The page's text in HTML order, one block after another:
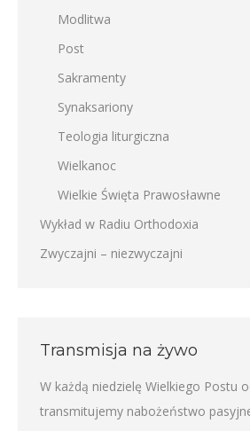
Modlitwa
Post
Sakramenty
Synaksariony
Teologia liturgiczna
Wielkanoc
Wielkie Święta Prawosławne
Wykład w Radiu Orthodoxia
Zwyczajni – niezwyczajni
Transmisja na żywo
W każdą niedzielę Wielkiego Postu
transmitujemy nabożeństwo